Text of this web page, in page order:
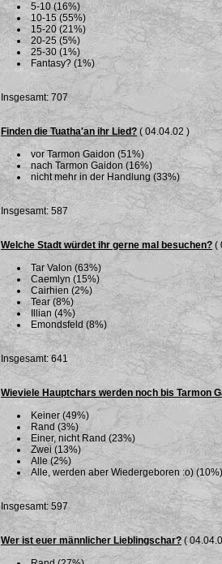
5-10 (16%)
10-15 (55%)
15-20 (21%)
20-25 (5%)
25-30 (1%)
Fantasy? (1%)
Insgesamt: 707
Finden die Tuatha'an ihr Lied? ( 04.04.02 )
vor Tarmon Gaidon (51%)
nach Tarmon Gaidon (16%)
nicht mehr in der Handlung (33%)
Insgesamt: 587
Welche Stadt würdet ihr gerne mal besuchen? (
Tar Valon (63%)
Caemlyn (15%)
Cairhien (2%)
Tear (8%)
Illian (4%)
Emondsfeld (8%)
Insgesamt: 641
Wieviele Hauptchars werden noch bis Tarmon
Keiner (49%)
Rand (3%)
Einer, nicht Rand (23%)
Zwei (13%)
Alle (2%)
Alle, werden aber Wiedergeboren :o) (10%)
Insgesamt: 597
Wer ist euer männlicher Lieblingschar?(